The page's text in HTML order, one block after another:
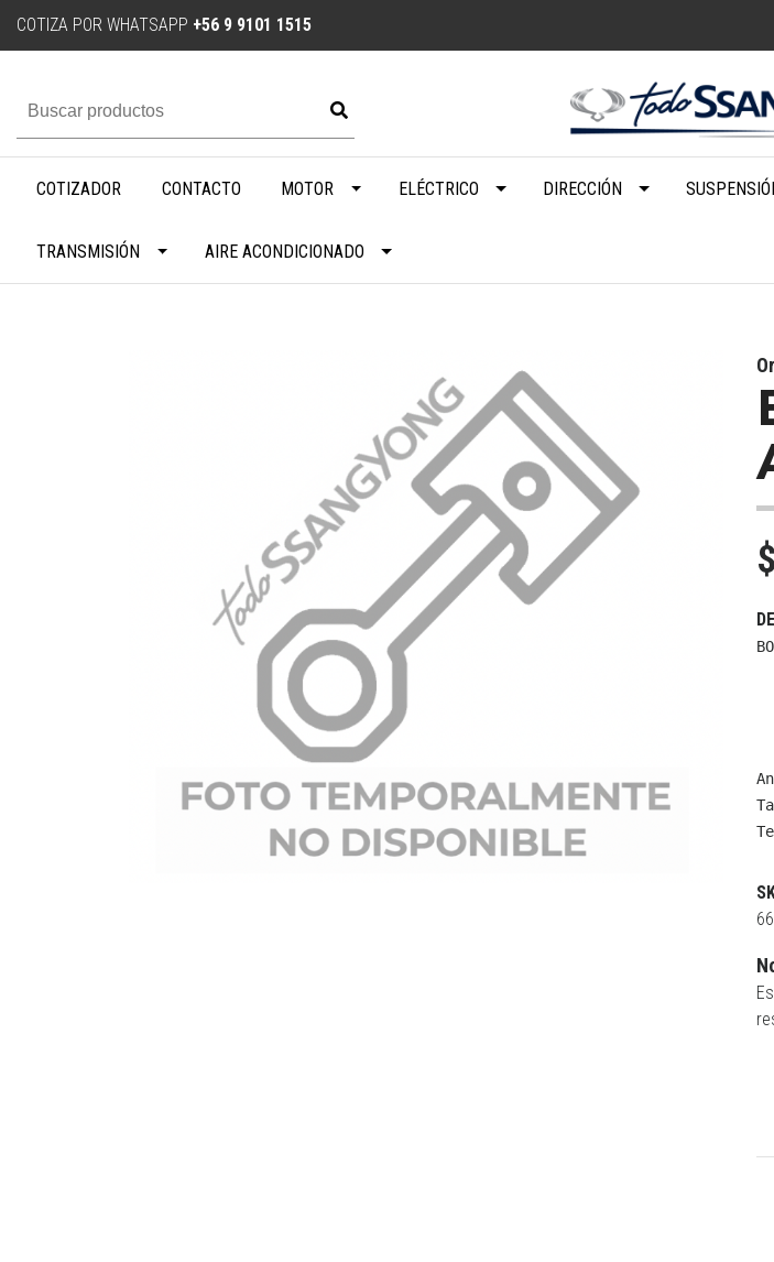
COTIZA POR WHATSAPP +56 9 9101 1515
COTIZADOR CONTACTO MOTOR ELÉCTRICO DIRECCIÓN
TRANSMISIÓN AIRE ACONDICIONADO